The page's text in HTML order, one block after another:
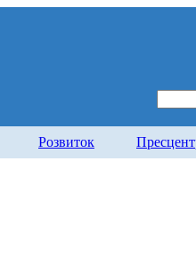
Розвиток